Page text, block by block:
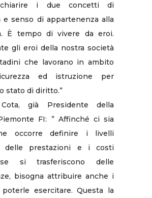
chiarire i due concetti di
e senso di appartenenza alla
È tempo di vivere da eroi.
gli eroi della nostra società
che lavorano in ambito
ed istruzione per
stato di diritto.”
già Presidente della
FI: ” Affinché ci sia
occorre definire i livelli
delle prestazioni e i costi
si trasferiscono delle
bisogna attribuire anche i
esercitare. Questa la